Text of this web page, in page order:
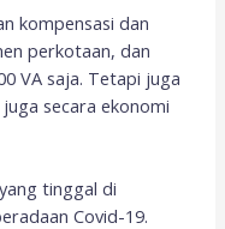
kompensasi dan
perkotaan, dan
VA saja. Tetapi juga
secara ekonomi
tinggal di
Covid-19.